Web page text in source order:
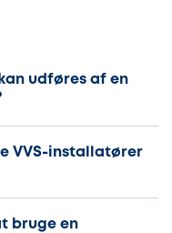
udføres af en
VVS-installatører
bruge en